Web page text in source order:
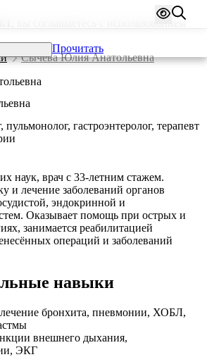
, вы соглашаетесь с использованием
Прочитать
Сычева Юлия Анатольевна
пульмонолог, гастроэнтеролог, терапевт
наук, врач с 33-летним стажем.
и лечение заболеваний органов
эндокринной и
Оказывает помощь при острых и
занимается реабилитацией
операций и заболеваний
навыки
бронхита, пневмонии, ХОБЛ,
внешнего дыхания,
ЭКГ